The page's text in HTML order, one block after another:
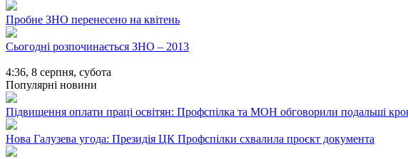
Пробне ЗНО перенесено на квітень
Сьогодні розпочинається ЗНО – 2013
4:36, 8 серпня, субота
Популярні новини
Підвищення оплати праці освітян: Профспілка та МОН обговорили подальші
Нова Галузева угода: Президія ЦК Профспілки схвалила проєкт документа